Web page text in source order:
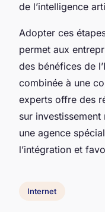
de l’intelligence
Adopter ces
permet aux
des bénéfices de
combinée à une
experts offre des
sur investissement
une agence
l’intégration et
Internet